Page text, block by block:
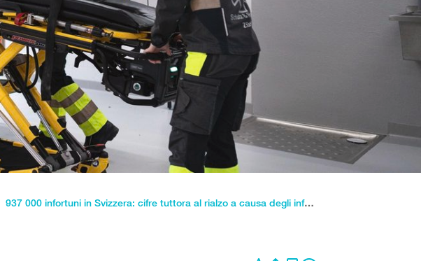
937 000 infortuni in Svizzera: cifre tuttora al rialzo a causa degli infortuni nel tempo libero